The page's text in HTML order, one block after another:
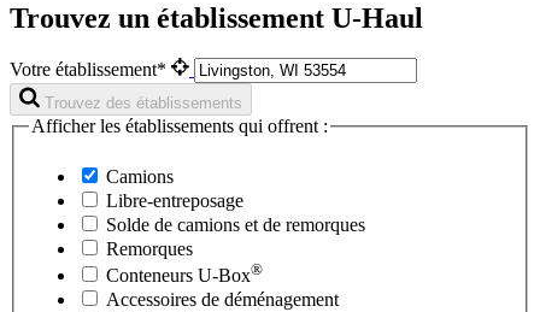
Trouvez un établissement U-Haul
Votre établissement*
Trouvez des établissements
Afficher les établissements qui offrent :
Camions
Libre-entreposage
Solde de camions et de remorques
Remorques
Conteneurs U-Box®
Accessoires de déménagement